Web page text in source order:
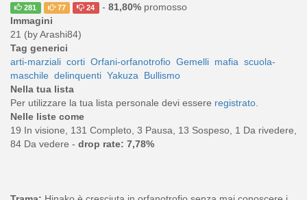
281 77 24 - 81,80%promosso
Immagini
21 (by Arashi84)
Tag generici
arti-marziali corti Orfani-orfanotrofio Gemelli mafia scuola-
maschile delinquenti Yakuza Bullismo
Nella tua lista
Per utilizzare la tua lista personale devi essere registrato.
Nelle liste come
19 In visione, 131 Completo, 3 Pausa, 13 Sospeso, 1 Da rivedere,
84 Da vedere - drop rate: 7,78%